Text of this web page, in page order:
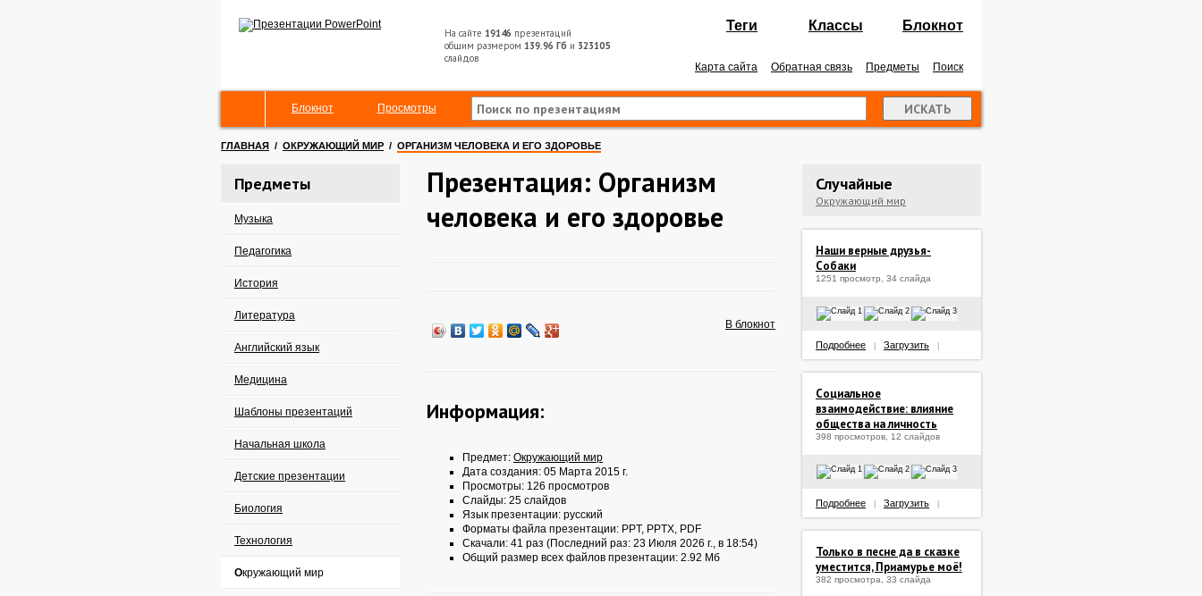
На сайте 19146 презентаций
общим размером 139.96 Гб и 323105
слайдов
Теги Классы Блокнот
Карта сайта Обратная связь Предметы Поиск
Блокнот Просмотры
ГЛАВНАЯ / ОКРУЖАЮЩИЙ МИР / ОРГАНИЗМ ЧЕЛОВЕКА И ЕГО ЗДОРОВЬЕ
Предметы
Музыка
Педагогика
История
Литература
Английский язык
Медицина
Шаблоны презентаций
Начальная школа
Детские презентации
Биология
Технология
Окружающий мир
Презентация: Организм
человека и его здоровье
В блокнот
Информация:
Предмет: Окружающий мир
Дата создания: 05 Марта 2015 г.
Просмотры: 126 просмотров
Слайды: 25 слайдов
Язык презентации: русский
Форматы файла презентации: PPT, PPTX, PDF
Скачали: 41 раз (Последний раз: 23 Июля 2026 г., в 18:54)
Общий размер всех файлов презентации: 2.92 Мб
Случайные
Окружающий мир
Наши верные друзья-
Собаки
1251 просмотр, 34 слайда
Подробнее Загрузить
Социальное
взаимодействие: влияние
общества на личность
398 просмотров, 12 слайдов
Подробнее Загрузить
Только в песне да в сказке
уместится, Приамурье моё!
382 просмотра, 33 слайда